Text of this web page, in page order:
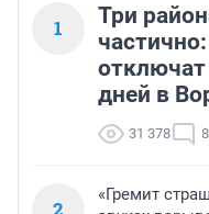
1
Три
отключат
дней в
31 378 8
2
«Гремит